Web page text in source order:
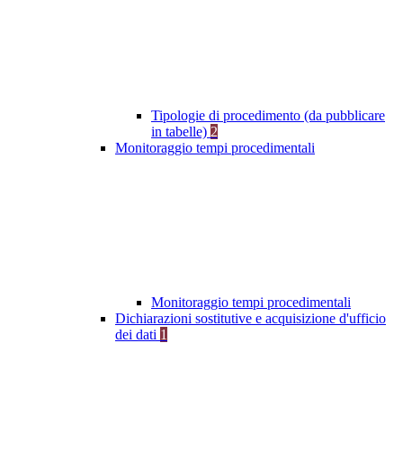
Tipologie di procedimento (da pubblicare
in tabelle) 2
Monitoraggio tempi procedimentali
Monitoraggio tempi procedimentali
Dichiarazioni sostitutive e acquisizione d'ufficio
dei dati 1